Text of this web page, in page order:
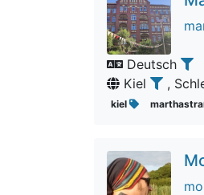
Deutsch
Kiel
,
kiel